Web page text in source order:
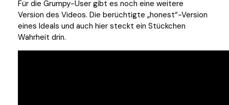
Für die Grumpy-User gibt es noch eine weitere
Version des Videos. Die berüchtigte „honest“-Version
eines Ideals und auch hier steckt ein Stückchen
Wahrheit drin.